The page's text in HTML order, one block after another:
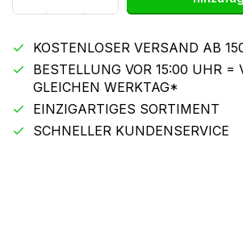
KOSTENLOSER VERSAND AB
BESTELLUNG VOR 15:00 UHR =
GLEICHEN WERKTAG*
EINZIGARTIGES SORTIMENT
SCHNELLER KUNDENSERVICE